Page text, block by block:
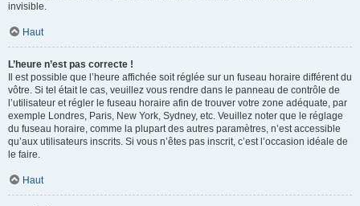
invisible.
Haut
L’heure n’est pas correcte !
Il est possible que l’heure affichée soit réglée sur un fuseau horaire différent du
vôtre. Si tel était le cas, veuillez vous rendre dans le panneau de contrôle de
l’utilisateur et régler le fuseau horaire afin de trouver votre zone adéquate, par
exemple Londres, Paris, New York, Sydney, etc. Veuillez noter que le réglage
du fuseau horaire, comme la plupart des autres paramètres, n’est accessible
qu’aux utilisateurs inscrits. Si vous n’êtes pas inscrit, c’est l’occasion idéale de
le faire.
Haut